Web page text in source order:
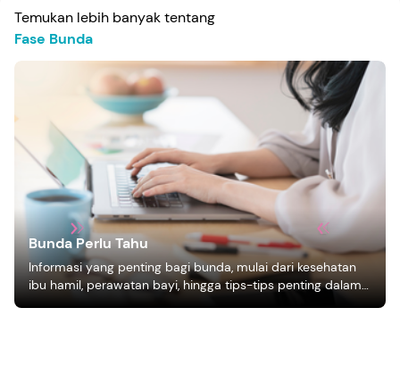
Temukan lebih banyak tentang
Fase Bunda
Bunda Perlu Tahu
Informasi yang penting bagi bunda, mulai dari kesehatan
ibu hamil, perawatan bayi, hingga tips-tips penting dalam
mengasuh anak